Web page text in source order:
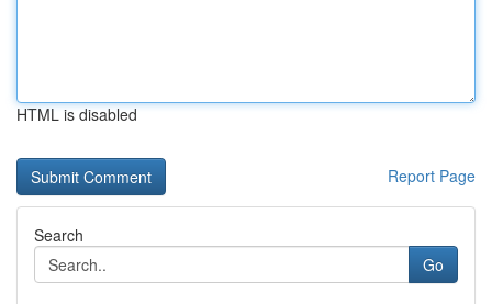
HTML is disabled
Report Page
Search
Go